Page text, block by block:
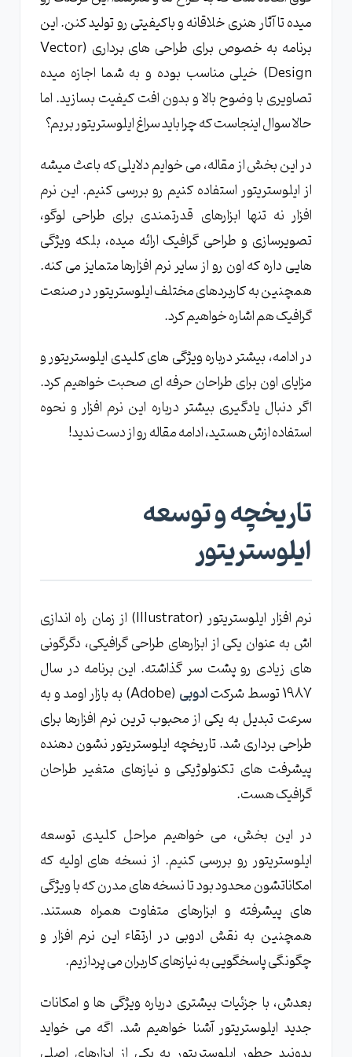
نکات کلیدی برای مبتدیان
نتیجه گیری
میده تا آثار هنری خلاقانه و باکیفیتی رو تولید کنن. این
برنامه به خصوص برای طراحی های برداری (Vector
Design) خیلی مناسب بوده و به شما اجازه میده
تصاویری با وضوح بالا و بدون افت کیفیت بسازید. اما
حالا سوال اینجاست که چرا باید سراغ ایلوستریتور بریم؟
در این بخش از مقاله، می خوایم دلایلی که باعث میشه
از ایلوستریتور استفاده کنیم رو بررسی کنیم. این نرم
افزار نه تنها ابزارهای قدرتمندی برای طراحی لوگو،
تصویرسازی و طراحی گرافیک ارائه میده، بلکه ویژگی
هایی داره که اون رو از سایر نرم افزارها متمایز می کنه.
همچنین به کاربردهای مختلف ایلوستریتور در صنعت
گرافیک هم اشاره خواهیم کرد.
در ادامه، بیشتر درباره ویژگی های کلیدی ایلوستریتور و
مزایای اون برای طراحان حرفه ای صحبت خواهیم کرد.
اگر دنبال یادگیری بیشتر درباره این نرم افزار و نحوه
استفاده ازش هستید، ادامه مقاله رو از دست ندید!
تاریخچه و توسعه
ایلوستریتور
نرم افزار ایلوستریتور (Illustrator) از زمان راه اندازی
اش به عنوان یکی از ابزارهای طراحی گرافیکی، دگرگونی
های زیادی رو پشت سر گذاشته. این برنامه در سال
1987 توسط شرکت
ادوبی
(Adobe) به بازار اومد و به
سرعت تبدیل به یکی از محبوب ترین نرم افزارها برای
طراحی برداری شد. تاریخچه ایلوستریتور نشون دهنده
پیشرفت های تکنولوژیکی و نیازهای متغیر طراحان
گرافیک هست.
در این بخش، می خواهیم مراحل کلیدی توسعه
ایلوستریتور رو بررسی کنیم. از نسخه های اولیه که
امکاناتشون محدود بود تا نسخه های مدرن که با ویژگی
های پیشرفته و ابزارهای متفاوت همراه هستند.
همچنین به نقش ادوبی در ارتقاء این نرم افزار و
چگونگی پاسخگویی به نیازهای کاربران می پردازیم.
بعدش، با جزئیات بیشتری درباره ویژگی ها و امکانات
جدید ایلوستریتور آشنا خواهیم شد. اگه می خواید